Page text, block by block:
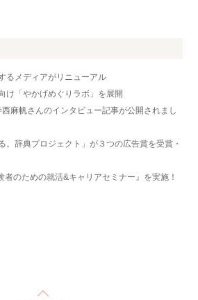
るメディアがリニューアル
け「やかげめぐりラボ」を展開
麻帆さんのインタビュー記事が公開されまし
。辞典プロジェクト」が３つの広告賞を受賞・
者のための就活&キャリアセミナー』を実施！